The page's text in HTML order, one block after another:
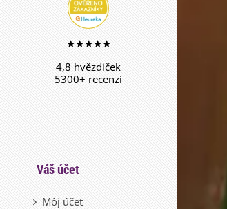
★★★★★
4,8 hvězdiček
5300+ recenzí
Váš účet
Môj účet